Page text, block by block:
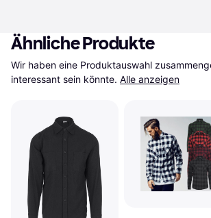
Ähnliche Produkte
Wir haben eine Produktauswahl
interessant sein könnte. Alle anzeigen